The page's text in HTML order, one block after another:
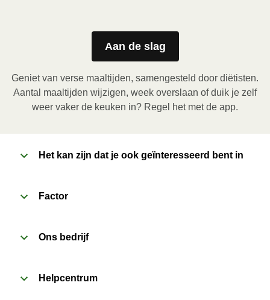
HEATING TIMES MAY VARY; REHEAT CONTENTS
MICROWAVE • 1. Remove outer packaging and
pierce plastic film a few times with a fork or sharp
knife to vent. 2. Microwave on HIGH for 2 minutes. If
needed, continue to heat in 30 second intervals until
Aan de slag
Geniet van verse maaltijden, samengesteld door diëtisten.
Aantal maaltijden wijzigen, week overslaan of duik je zelf
weer vaker de keuken in? Regel het met de app.
Het kan zijn dat je ook geïnteresseerd bent in
Factor
Ons bedrijf
Helpcentrum